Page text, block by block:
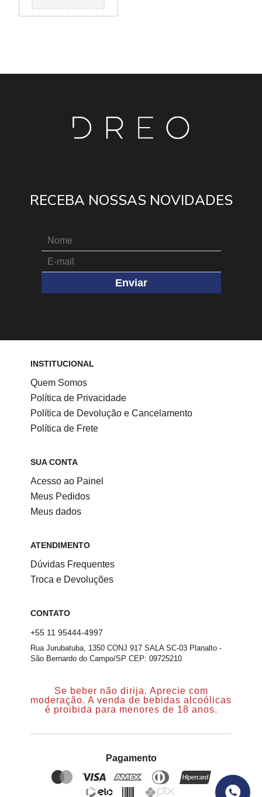
RECEBA NOSSAS NOVIDADES
Enviar
INSTITUCIONAL
Quem Somos
Política de Privacidade
Política de Devolução e Cancelamento
Política de Frete
SUA CONTA
Acesso ao Painel
Meus Pedidos
Meus dados
ATENDIMENTO
Dúvidas Frequentes
Troca e Devoluções
CONTATO
+55 11 95444-4997
Rua Jurubatuba, 1350 CONJ 917 SALA SC-03 Planalto -
São Bernardo do Campo/SP CEP: 09725210
Se beber não dirija. Aprecie com
moderação. A venda de bebidas alcoólicas
é proibida para menores de 18 anos.
Pagamento